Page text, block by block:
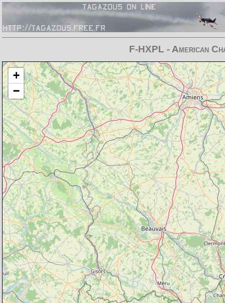
F-HXPL - American
Chargement de la carte en cours
+
−